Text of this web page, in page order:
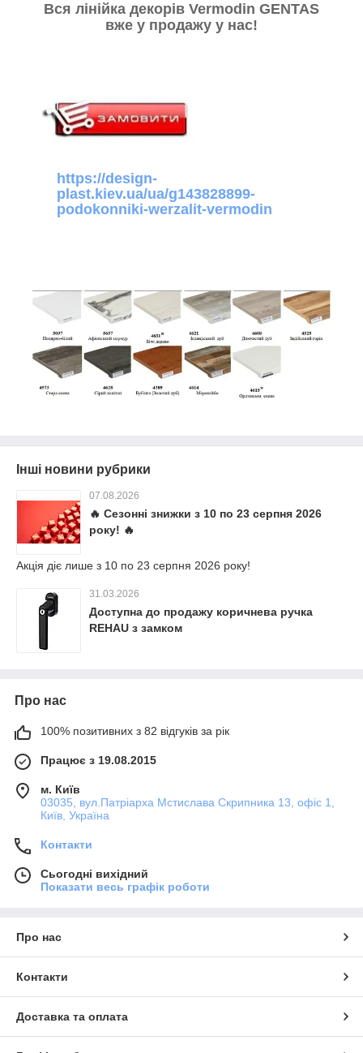
Вся лінійка декорів Vermodin GENTAS
вже у продажу у нас!
https://design-
plast.kiev.ua/ua/g143828899-
podokonniki-werzalit-vermodin
Інші новини рубрики
07.08.2026
🔥 Сезонні знижки з 10 по 23 серпня 2026
року! 🔥
Акція діє лише з 10 по 23 серпня 2026 року!
31.03.2026
Доступна до продажу коричнева ручка
REHAU з замком
Про нас
100% позитивних з 82 відгуків за рік
Працює з 19.08.2015
м. Київ
03035, вул.Патріарха Мстислава Скрипника 13, офіс 1,
Київ, Україна
Контакти
Сьогодні вихідний
Показати весь графік роботи
Про нас
Контакти
Доставка та оплата